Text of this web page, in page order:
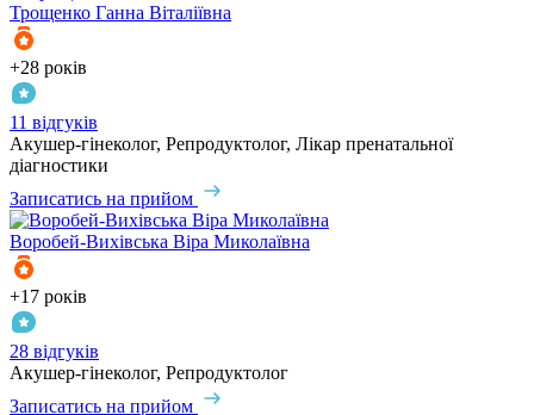
Трощенко Ганна Віталіївна
+28 років
11 відгуків
Акушер-гінеколог, Репродуктолог, Лікар пренатальної
діагностики
Записатись на прийом
Воробей-Вихівська Віра Миколаївна
+17 років
28 відгуків
Акушер-гінеколог, Репродуктолог
Записатись на прийом